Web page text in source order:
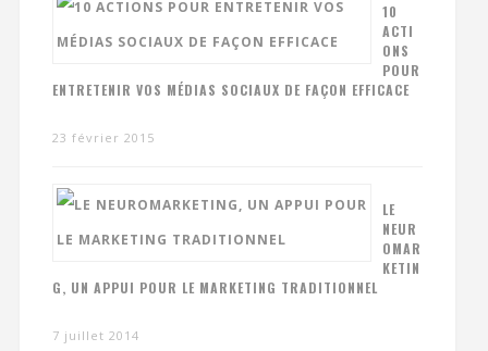
10
ACTI
ONS
POUR
ENTRETENIR VOS MÉDIAS SOCIAUX DE FAÇON EFFICACE
23 février 2015
LE
NEUR
OMAR
KETIN
G, UN APPUI POUR LE MARKETING TRADITIONNEL
7 juillet 2014